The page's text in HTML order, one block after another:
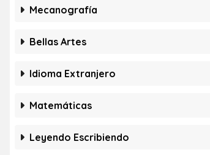
Mecanografía
Bellas Artes
Idioma Extranjero
Matemáticas
Leyendo Escribiendo